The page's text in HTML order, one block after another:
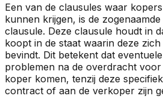
Een van de clausules waar
kunnen krijgen, is de zogenaamde
clausule. Deze clausule houdt in
koopt in de staat waarin deze
bevindt. Dit betekent dat
problemen na de overdracht
koper komen, tenzij deze
contract of aan de verkoper zijn